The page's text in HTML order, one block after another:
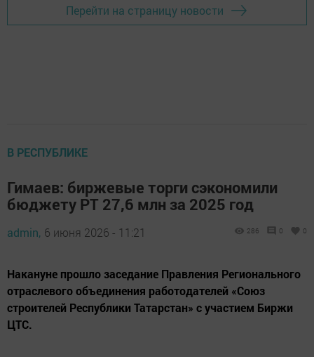
Перейти на страницу новости
В РЕСПУБЛИКЕ
Гимаев: биржевые торги сэкономили
бюджету РТ 27,6 млн за 2025 год
admin, 6 июня 2026 - 11:21 286 0 0
Накануне прошло заседание Правления Регионального
отраслевого объединения работодателей «Союз
строителей Республики Татарстан» с участием Биржи
ЦТС.